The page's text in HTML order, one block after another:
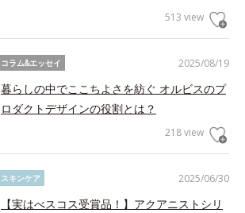
513 view
2025/08/19
コラム&エッセイ
暮らしの中でここちよさを紡ぐ オルビスのプ
ロダクトデザインの役割とは？
218 view
2025/06/30
スキンケア
【実はべスコス受賞品！】アクアニストシリ